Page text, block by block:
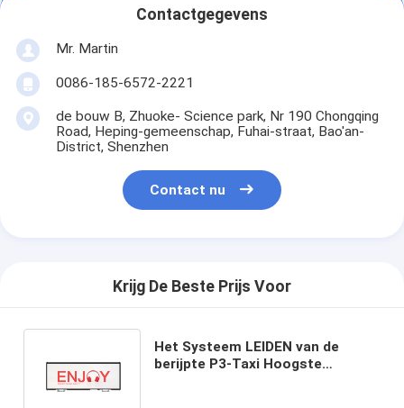
Contactgegevens
Mr. Martin
0086-185-6572-2221
de bouw B, Zhuoke- Science park, Nr 190 Chongqing
Road, Heping-gemeenschap, Fuhai-straat, Bao'an-
District, Shenzhen
Contact nu
Krijg De Beste Prijs Voor
Het Systeem LEIDEN van de
berijpte P3-Taxi Hoogste